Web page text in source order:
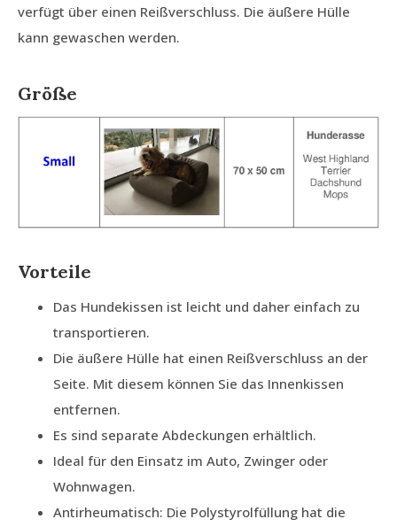
verfügt über einen Reißverschluss. Die äußere Hülle
kann gewaschen werden.
Größe
Vorteile
Das Hundekissen ist leicht und daher einfach zu
transportieren.
Die äußere Hülle hat einen Reißverschluss an der
Seite. Mit diesem können Sie das Innenkissen
entfernen.
Es sind separate Abdeckungen erhältlich.
Ideal für den Einsatz im Auto, Zwinger oder
Wohnwagen.
Antirheumatisch: Die Polystyrolfüllung hat die